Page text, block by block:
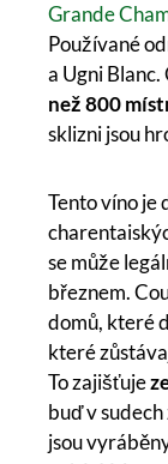
Grande
Používané
a Ugni
než 800
sklizni jsou
Tento víno
se může
březnem.
domů, které
které
To zajišťuje
buď v
jsou